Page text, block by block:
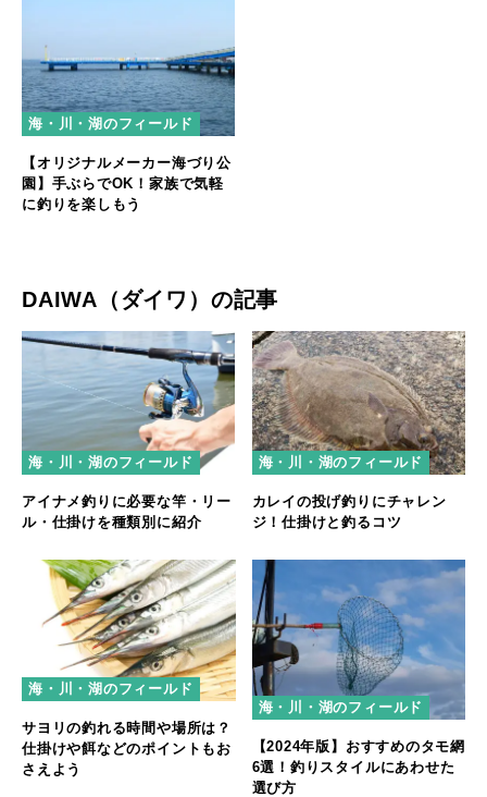
海・川・湖のフィールド
【オリジナルメーカー海づり公
園】手ぶらでOK！家族で気軽
に釣りを楽しもう
DAIWA（ダイワ）の記事
海・川・湖のフィールド
アイナメ釣りに必要な竿・リー
ル・仕掛けを種類別に紹介
海・川・湖のフィールド
カレイの投げ釣りにチャレン
ジ！仕掛けと釣るコツ
海・川・湖のフィールド
サヨリの釣れる時間や場所は？
仕掛けや餌などのポイントもお
さえよう
海・川・湖のフィールド
【2024年版】おすすめのタモ網
6選！釣りスタイルにあわせた
選び方